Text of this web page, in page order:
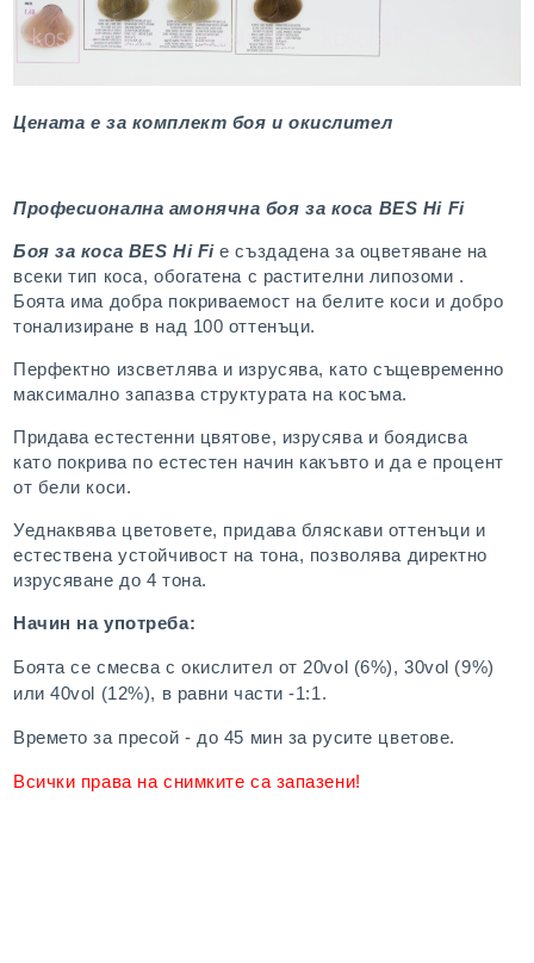
Цената е за комплект боя и окислител
Професионална амонячна боя за коса BES Hi Fi
Боя за коса BES Hi Fiе създадена за оцветяване на
всеки тип коса, обогатена с растителни липозоми .
Боята има добра покриваемост на белите коси и добро
тонализиране в над 100 оттенъци.
Перфектно изсветлява и изрусява, като същевременно
максимално запазва структурата на косъма.
Придава естестенни цвятове, изрусява и боядисва
като покрива по естестен начин какъвто и да е процент
от бели коси.
Уеднаквява цветовете, придава бляскави оттенъци и
естествена устойчивост на тона, позволява директно
изрусяване до 4 тона.
Начин на употреба:
Боята се смесва с окислител от 20vol (6%), 30vol (9%)
или 40vol (12%), в равни части -1:1.
Времето за пресой - до 45 мин за русите цветове.
Всички права на снимките са запазени!